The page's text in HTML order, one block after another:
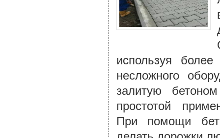
используя
несложного
залитую
простотой
При помощи